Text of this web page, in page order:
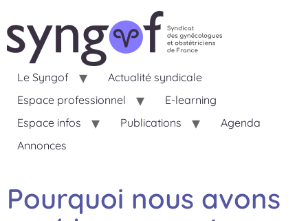
Le Syngof
Actualité syndicale
Espace professionnel
E-learning
Espace infos
Publications
Agenda
Annonces
Pourquoi nous avons